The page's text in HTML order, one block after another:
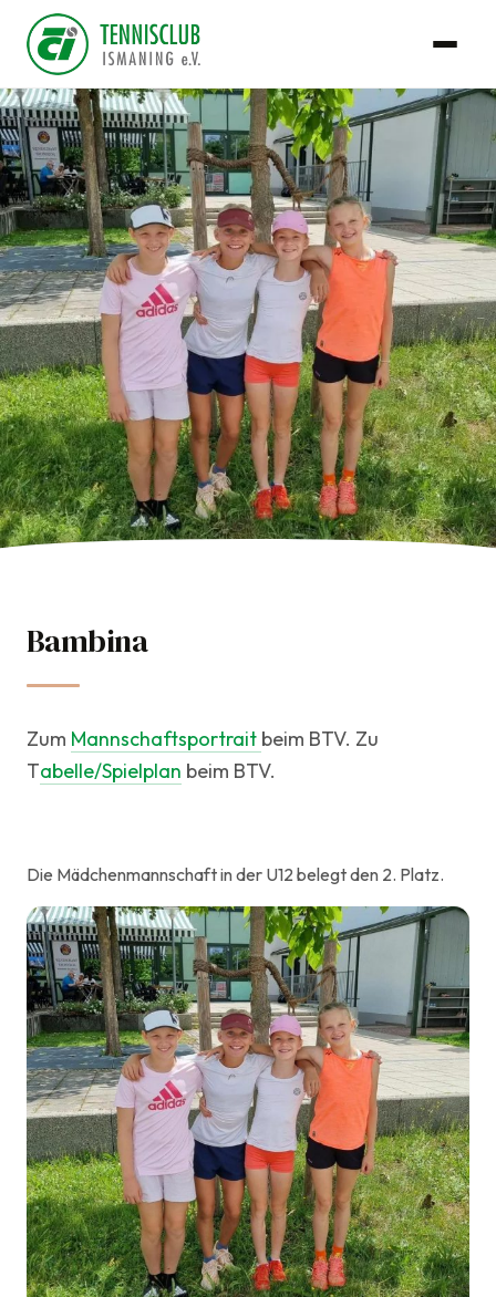
16. Mai 2023
Bambina
Zum Mannschaftsportrait beim BTV. Zu
Tabelle/Spielplan beim BTV.
Die Mädchenmannschaft in der U12 belegt den 2. Platz.